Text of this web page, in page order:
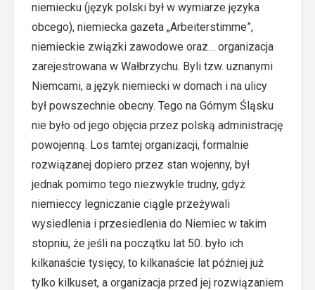
niemiecku (język polski był w wymiarze języka
obcego), niemiecka gazeta „Arbeiterstimme”,
niemieckie związki zawodowe oraz… organizacja
zarejestrowana w Wałbrzychu. Byli tzw. uznanymi
Niemcami, a język niemiecki w domach i na ulicy
był powszechnie obecny. Tego na Górnym Śląsku
nie było od jego objęcia przez polską administrację
powojenną. Los tamtej organizacji, formalnie
rozwiązanej dopiero przez stan wojenny, był
jednak pomimo tego niezwykle trudny, gdyż
niemieccy legniczanie ciągle przeżywali
wysiedlenia i przesiedlenia do Niemiec w takim
stopniu, że jeśli na początku lat 50. było ich
kilkanaście tysięcy, to kilkanaście lat później już
tylko kilkuset, a organizacja przed jej rozwiązaniem